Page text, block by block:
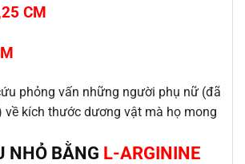
CM
phỏng vấn những người phụ nữ (đã
về kích thước dương vật mà họ mong
NHỎ BẰNG L-ARGININE